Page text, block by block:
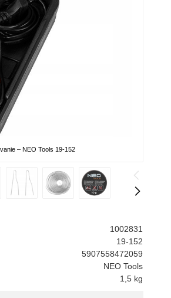
– NEO Tools 19-152
1002831
19-152
5907558472059
NEO Tools
1,5 kg